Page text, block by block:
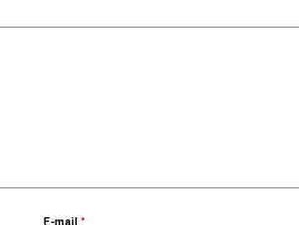
E-mail *